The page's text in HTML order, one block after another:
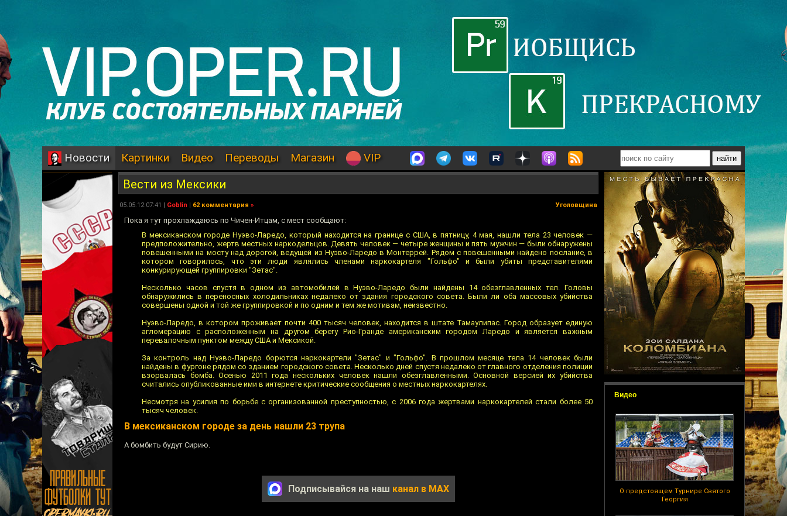
Новости Картинки Видео Переводы Магазин VIP
Видео
О предстоящем Турнире Святого
Георгия
Вести из Мексики
05.05.12 07:41 | Goblin | 62 комментария » Уголовщина
Пока я тут прохлаждаюсь по Чичен-Итцам, с мест сообщают:
В мексиканском городе Нуэво-Ларедо, который находится на границе с США, в пятницу, 4 мая, нашли тела 23 человек —
предположительно, жертв местных наркодельцов. Девять человек — четыре женщины и пять мужчин — были обнаружены
повешенными на мосту над дорогой, ведущей из Нуэво-Ларедо в Монтеррей. Рядом с повешенными найдено послание, в
котором говорилось, что эти люди являлись членами наркокартеля "Гольфо" и были убиты представителями
конкурирующей группировки "Зетас".
Несколько часов спустя в одном из автомобилей в Нуэво-Ларедо были найдены 14 обезглавленных тел. Головы
обнаружились в переносных холодильниках недалеко от здания городского совета. Были ли оба массовых убийства
совершены одной и той же группировкой и по одним и тем же мотивам, неизвестно.
Нуэво-Ларедо, в котором проживает почти 400 тысяч человек, находится в штате Тамаулипас. Город образует единую
агломерацию с расположенным на другом берегу Рио-Гранде американским городом Ларедо и является важным
перевалочным пунктом между США и Мексикой.
За контроль над Нуэво-Ларедо борются наркокартели "Зетас" и "Гольфо". В прошлом месяце тела 14 человек были
найдены в фургоне рядом со зданием городского совета. Несколько дней спустя недалеко от главного отделения полиции
взорвалась бомба. Осенью 2011 года нескольких человек нашли обезглавленными. Основной версией их убийства
считались опубликованные ими в интернете критические сообщения о местных наркокартелях.
Несмотря на усилия по борьбе с организованной преступностью, с 2006 года жертвами наркокартелей стали более 50
тысяч человек.
В мексиканском городе за день нашли 23 трупа
А бомбить будут Сирию.
Подписывайся на наш канал в MAX